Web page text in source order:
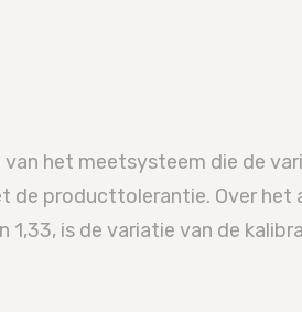
het meetsysteem die de
producttolerantie. Over het
1,33, is de variatie van de